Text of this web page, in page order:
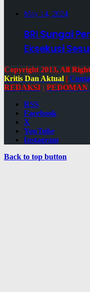
May 14, 2024
BRI Sungai
Eksekusi
Copyright 2013, All
Kritis Dan Aktual |
REDAKSI | PEDOMAN
RSS
Facebook
X
YouTube
Instagram
Back to top button